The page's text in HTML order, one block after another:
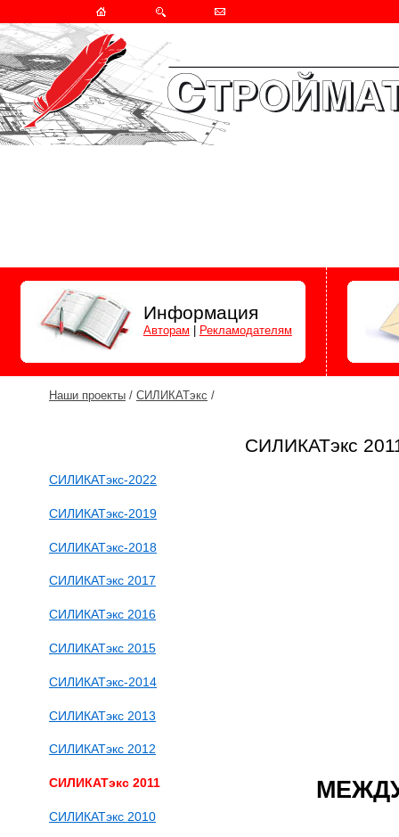
Информация
Авторам Рекламодателям
Наши проекты / СИЛИКАТэкс /
СИЛИКАТэкс
СИЛИКАТэкс-2022
СИЛИКАТэкс-2019
СИЛИКАТэкс-2018
СИЛИКАТэкс 2017
СИЛИКАТэкс 2016
СИЛИКАТэкс 2015
СИЛИКАТэкс-2014
СИЛИКАТэкс 2013
СИЛИКАТэкс 2012
СИЛИКАТэкс 2011
СИЛИКАТэкс 2010